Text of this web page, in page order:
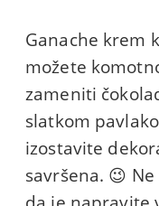
Ganache krem
možete
zameniti
slatkom
izostavite
savršena. 😉